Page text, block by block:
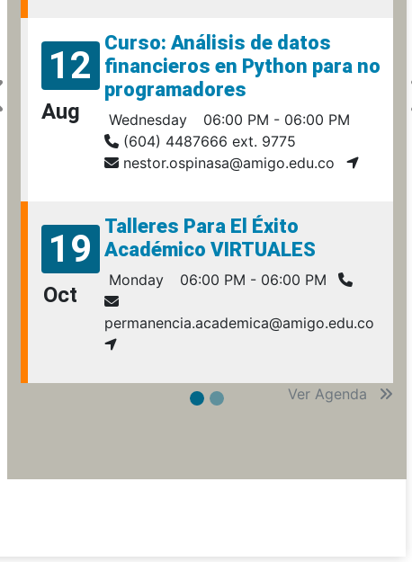
12
Aug
Curso: Análisis de datos
financieros en Python para no
programadores
Wednesday
06:00 PM - 06:00 PM
(604) 4487666 ext. 9775
nestor.ospinasa@amigo.edu.co
19
Oct
Talleres Para El Éxito
Académico VIRTUALES
Monday 06:00 PM - 06:00 PM
permanencia.academica@amigo.edu.co
Ver Agenda